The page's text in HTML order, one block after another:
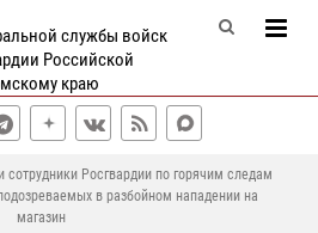
службы войск
Российской
краю
сотрудники Росгвардии по горячим следам
в разбойном нападении на
магазин